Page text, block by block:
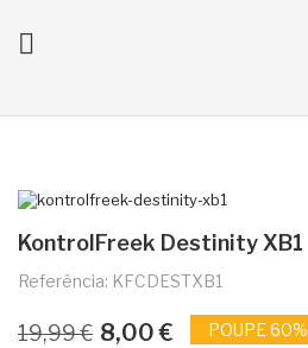

KontrolFreek Destinity XB1
Referência: KFCDESTXB1
19,99 € 8,00 € POUPE 60%